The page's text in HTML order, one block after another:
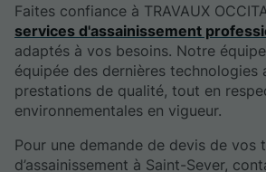
Faites confiance à TRAVAUX
services d'assainissement
adaptés à vos besoins. Notre
équipée des dernières technologies
prestations de qualité, tout en
environnementales en vigueur.
Pour une demande de devis de vos
d’assainissement à Saint-Sever,